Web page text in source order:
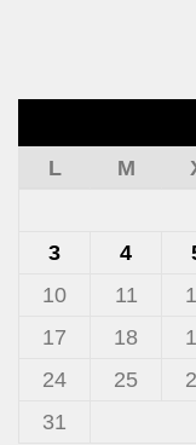
L
M
3
4
10
11
17
18
24
25
31